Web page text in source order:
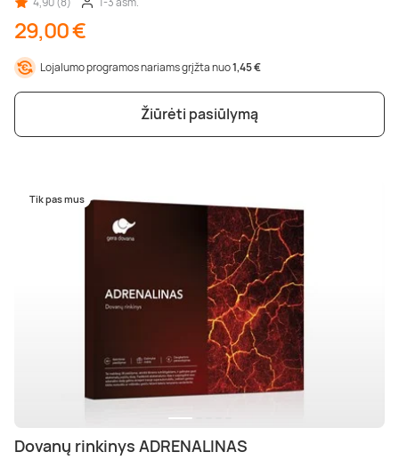
29,00 €
Lojalumo programos nariams grįžta nuo1,45 €
Žiūrėti pasiūlymą
Tik pas mus
Dovanų rinkinys ADRENALINAS